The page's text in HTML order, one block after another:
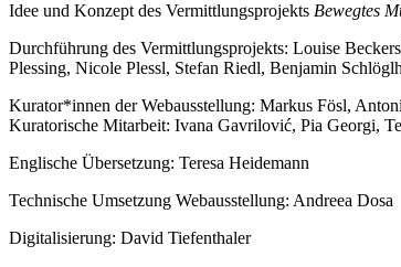
Idee und Konzept des Vermittlungsprojekts Bewegtes
Durchführung des Vermittlungsprojekts: Louise
Plessing, Nicole Plessl, Stefan Riedl, Benjamin
Kurator*innen der Webausstellung: Markus Fösl,
Kuratorische Mitarbeit: Ivana Gavrilović, Pia Georgi,
Englische Übersetzung: Teresa Heidemann
Technische Umsetzung Webausstellung: Andreea Dosa
Digitalisierung: David Tiefenthaler